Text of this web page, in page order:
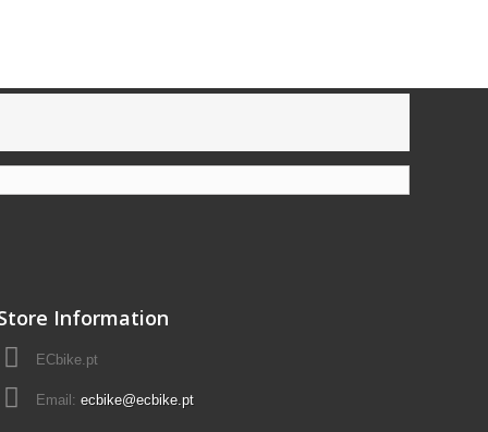
Information
ECbike.pt
Email: ecbike@ecbike.pt